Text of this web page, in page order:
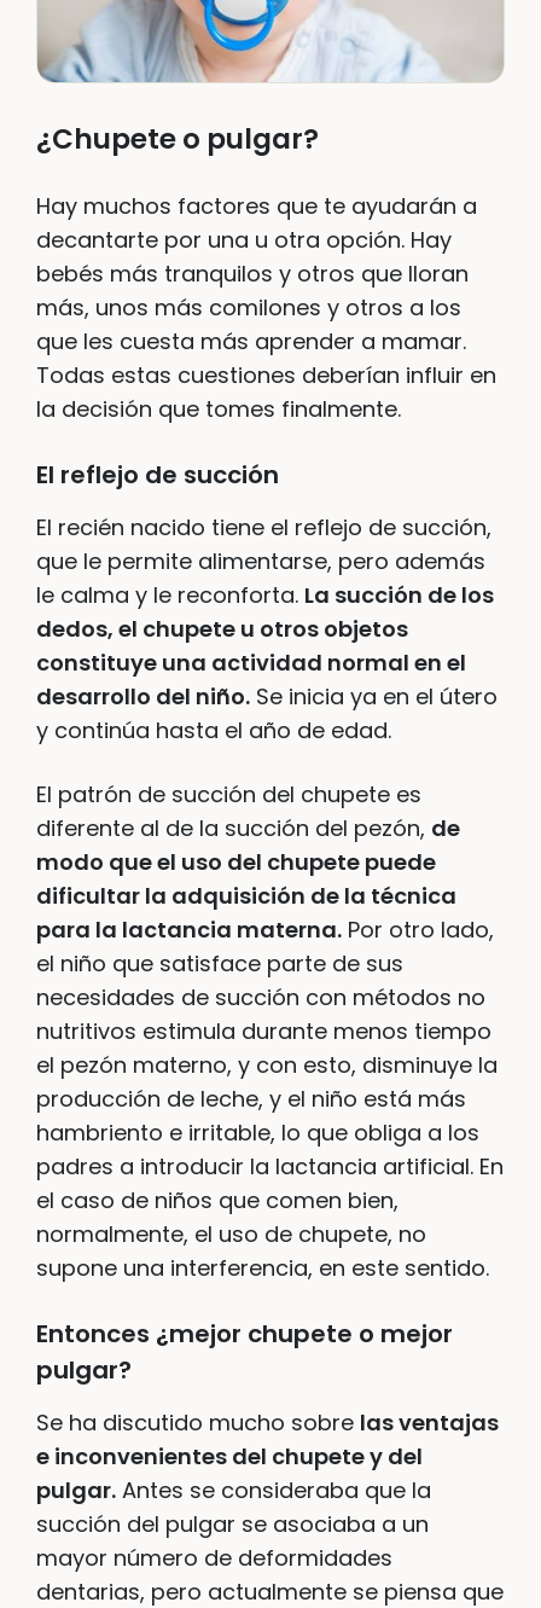
¿Chupete o pulgar?
Hay muchos factores que te ayudarán a
decantarte por una u otra opción. Hay
bebés más tranquilos y otros que lloran
más, unos más comilones y otros a los
que les cuesta más aprender a mamar.
Todas estas cuestiones deberían influir en
la decisión que tomes finalmente.
El reflejo de succión
El recién nacido tiene el reflejo de succión,
que le permite alimentarse, pero además
le calma y le reconforta. La succión de los
dedos, el chupete u otros objetos
constituye una actividad normal en el
desarrollo del niño. Se inicia ya en el útero
y continúa hasta el año de edad.
El patrón de succión del chupete es
diferente al de la succión del pezón, de
modo que el uso del chupete puede
dificultar la adquisición de la técnica
para la lactancia materna. Por otro lado,
el niño que satisface parte de sus
necesidades de succión con métodos no
nutritivos estimula durante menos tiempo
el pezón materno, y con esto, disminuye la
producción de leche, y el niño está más
hambriento e irritable, lo que obliga a los
padres a introducir la lactancia artificial. En
el caso de niños que comen bien,
normalmente, el uso de chupete, no
supone una interferencia, en este sentido.
Entonces ¿mejor chupete o mejor
pulgar?
Se ha discutido mucho sobre las ventajas
e inconvenientes del chupete y del
pulgar. Antes se consideraba que la
succión del pulgar se asociaba a un
mayor número de deformidades
dentarias, pero actualmente se piensa que